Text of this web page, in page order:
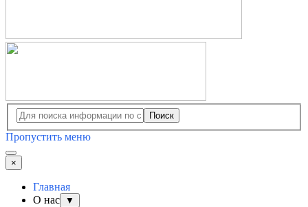
Поиск
Пропустить меню
×
Главная
О нас
▼